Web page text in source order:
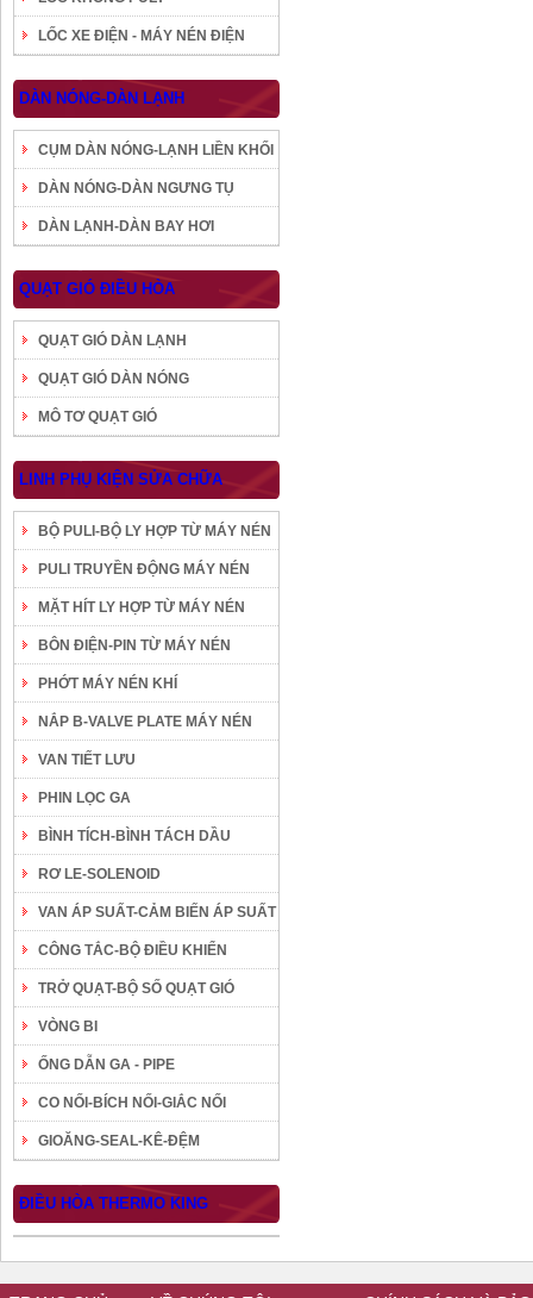
LỐC XE ĐIỆN - MÁY NÉN ĐIỆN
DÀN NÓNG-DÀN LẠNH
CỤM DÀN NÓNG-LẠNH LIỀN KHỐI
DÀN NÓNG-DÀN NGƯNG TỤ
DÀN LẠNH-DÀN BAY HƠI
QUẠT GIÓ ĐIỀU HÒA
QUẠT GIÓ DÀN LẠNH
QUẠT GIÓ DÀN NÓNG
MÔ TƠ QUẠT GIÓ
LINH PHỤ KIỆN SỬA CHỮA
BỘ PULI-BỘ LY HỢP TỪ MÁY NÉN
PULI TRUYỀN ĐỘNG MÁY NÉN
MẶT HÍT LY HỢP TỪ MÁY NÉN
BÔN ĐIỆN-PIN TỪ MÁY NÉN
PHỚT MÁY NÉN KHÍ
NẮP B-VALVE PLATE MÁY NÉN
VAN TIẾT LƯU
PHIN LỌC GA
BÌNH TÍCH-BÌNH TÁCH DẦU
RƠ LE-SOLENOID
VAN ÁP SUẤT-CẢM BIẾN ÁP SUẤT
CÔNG TẮC-BỘ ĐIỀU KHIỂN
TRỞ QUẠT-BỘ SỐ QUẠT GIÓ
VÒNG BI
ỐNG DẪN GA - PIPE
CO NỐI-BÍCH NỐI-GIẮC NỐI
GIOĂNG-SEAL-KÊ-ĐỆM
ĐIỀU HÒA THERMO KING